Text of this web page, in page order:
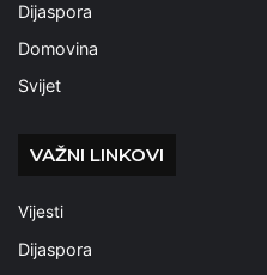
Dijaspora
Domovina
Svijet
VAŽNI LINKOVI
Vijesti
Dijaspora